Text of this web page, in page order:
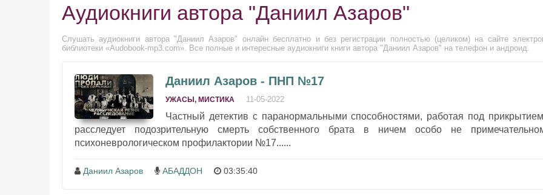
Аудиокниги автора "Даниил Азаров"
Слушать аудиокниги автора "Даниил Азаров" онлайн бесплатно и без регистрации полностью (целиком) на сайте
библиотеки «Audobook-mp3.com». Все полные и интересные аудиокниги книги автора "Даниил Азаров" на телефон и андроид.
Даниил Азаров - ПНП №17
УЖАСЫ, МИСТИКА 11-05-2022
Частный детектив с паранормальными способностями, работая под
расследует подозрительную смерть собственного брата в ничем особо не
психоневрологическом профилактории №17......
Даниил Азаров АБАДДОН 03:35:40